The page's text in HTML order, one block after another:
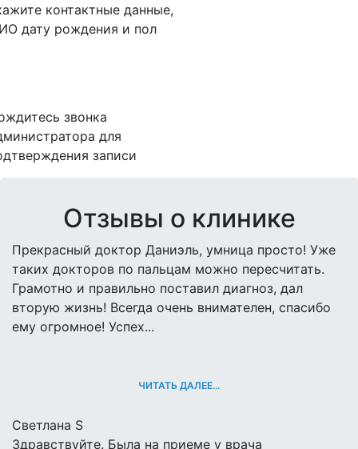
контактные данные,
дату рождения и пол
звонка
для
записи
Отзывы о клинике
Прекрасный доктор Даниэль, умница просто! Уже
таких докторов по пальцам можно пересчитать.
Грамотно и правильно поставил диагноз, дал
вторую жизнь! Всегда очень внимателен, спасибо
ему огромное! Успех...
ЧИТАТЬ ДАЛЕЕ...
Светлана S
Здравствуйте. Была на приеме у врача